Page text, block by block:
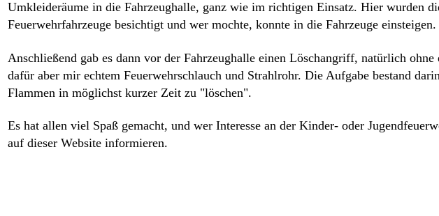
Umkleideräume in die Fahrzeughalle, ganz wie im richtigen Einsatz. Hier wurden
Feuerwehrfahrzeuge besichtigt und wer mochte, konnte in die Fahrzeuge einsteigen.
Anschließend gab es dann vor der Fahrzeughalle einen Löschangriff, natürlich ohne
dafür aber mir echtem Feuerwehrschlauch und Strahlrohr. Die Aufgabe bestand
Flammen in möglichst kurzer Zeit zu "löschen".
Es hat allen viel Spaß gemacht, und wer Interesse an der Kinder- oder
auf dieser Website informieren.